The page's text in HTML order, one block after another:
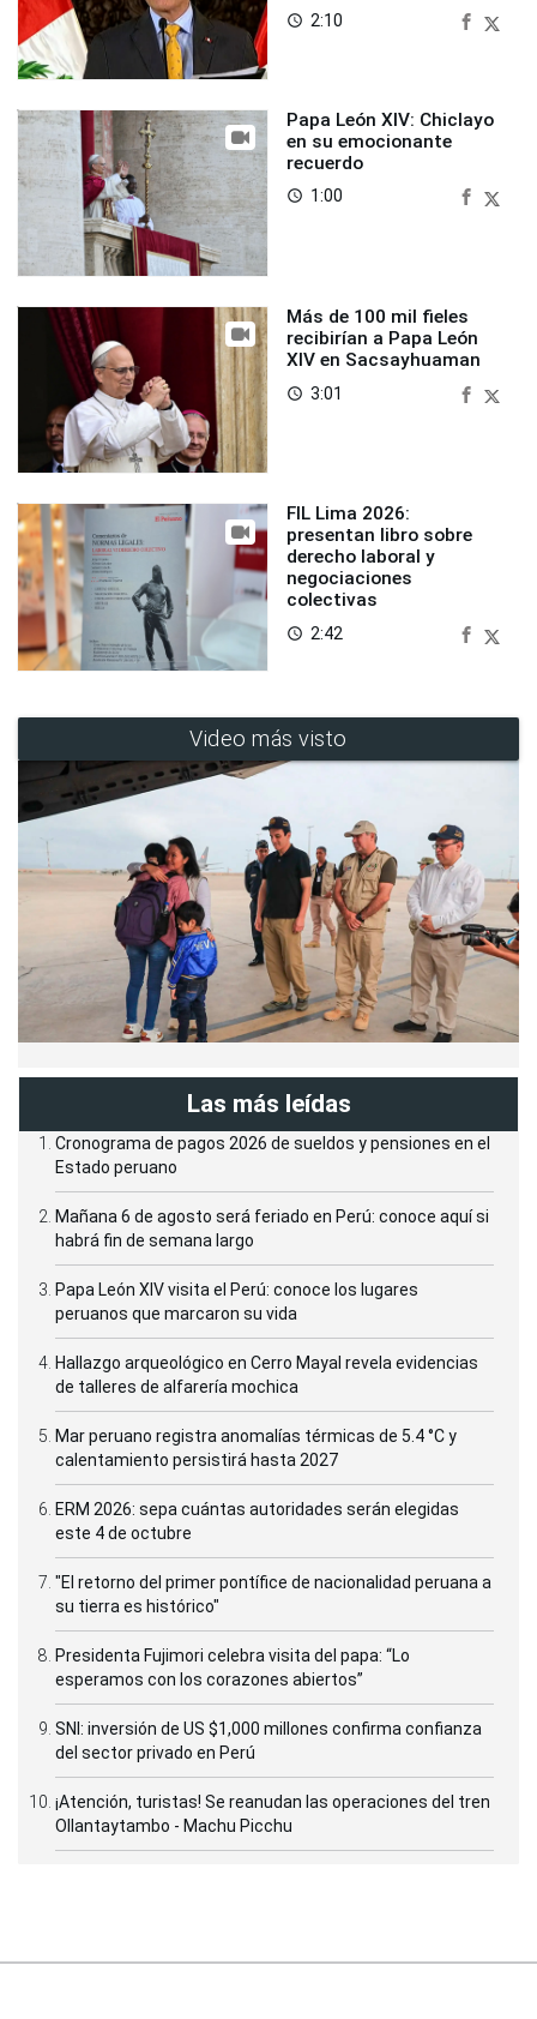
access_time 2:10
Papa León XIV: Chiclayo
en su emocionante
recuerdo
access_time 1:00
Más de 100 mil fieles
recibirían a Papa León
XIV en Sacsayhuaman
access_time 3:01
FIL Lima 2026:
presentan libro sobre
derecho laboral y
negociaciones
colectivas
access_time 2:42
Video más visto
Las más leídas
Cronograma de pagos 2026 de sueldos y pensiones en el
Estado peruano
Mañana 6 de agosto será feriado en Perú: conoce aquí si
habrá fin de semana largo
Papa León XIV visita el Perú: conoce los lugares
peruanos que marcaron su vida
Hallazgo arqueológico en Cerro Mayal revela evidencias
de talleres de alfarería mochica
Mar peruano registra anomalías térmicas de 5.4 °C y
calentamiento persistirá hasta 2027
ERM 2026: sepa cuántas autoridades serán elegidas
este 4 de octubre
"El retorno del primer pontífice de nacionalidad peruana a
su tierra es histórico"
Presidenta Fujimori celebra visita del papa: “Lo
esperamos con los corazones abiertos”
SNI: inversión de US $1,000 millones confirma confianza
del sector privado en Perú
¡Atención, turistas! Se reanudan las operaciones del tren
Ollantaytambo - Machu Picchu